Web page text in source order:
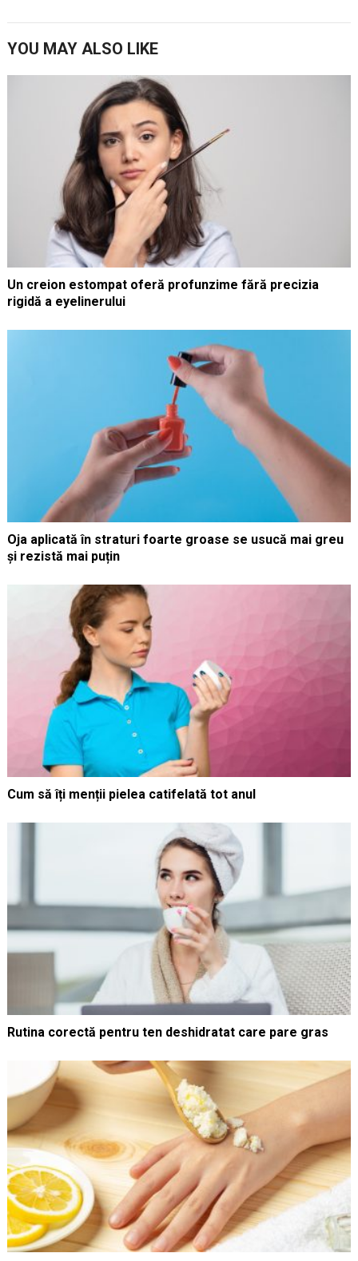
YOU MAY ALSO LIKE
Un creion estompat oferă profunzime fără precizia
rigidă a eyelinerului
Oja aplicată în straturi foarte groase se usucă mai greu
și rezistă mai puțin
Cum să îți menții pielea catifelată tot anul
Rutina corectă pentru ten deshidratat care pare gras